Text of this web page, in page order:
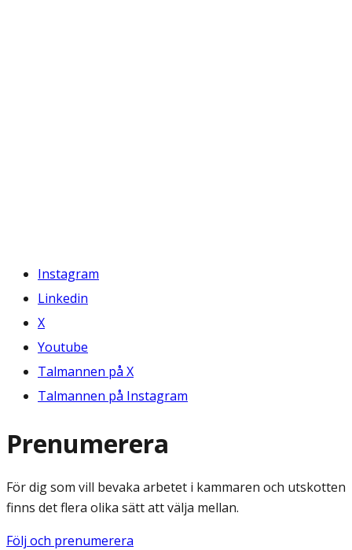
Instagram
Linkedin
X
Youtube
Talmannen på X
Talmannen på Instagram
Prenumerera
För dig som vill bevaka arbetet i kammaren och utskotten
finns det flera olika sätt att välja mellan.
Följ och prenumerera